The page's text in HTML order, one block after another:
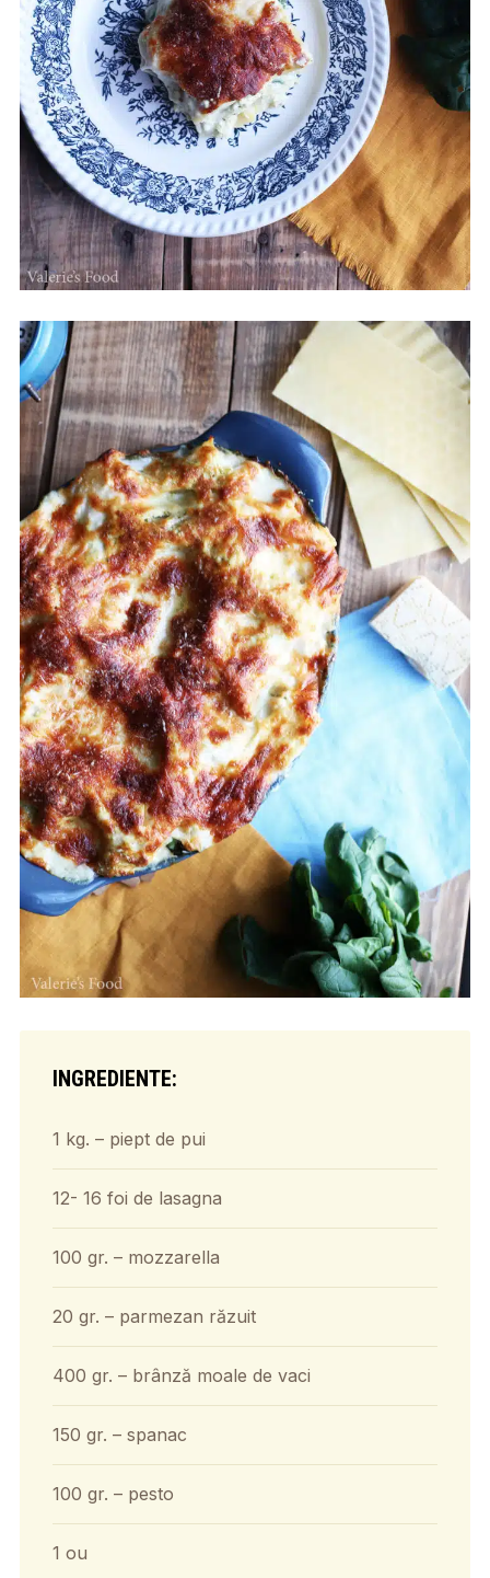
INGREDIENTE:
1 kg. – piept de pui
12- 16 foi de lasagna
100 gr. – mozzarella
20 gr. – parmezan răzuit
400 gr. – brânză moale de vaci
150 gr. – spanac
100 gr. – pesto
1 ou